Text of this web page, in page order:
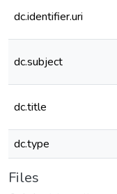
dc.identifier.uri
dc.subject
dc.title
dc.type
Files